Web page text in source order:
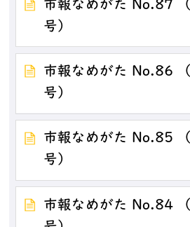
市報なめがた No.87
号）
市報なめがた No.86
号）
市報なめがた No.85
号）
市報なめがた No.84